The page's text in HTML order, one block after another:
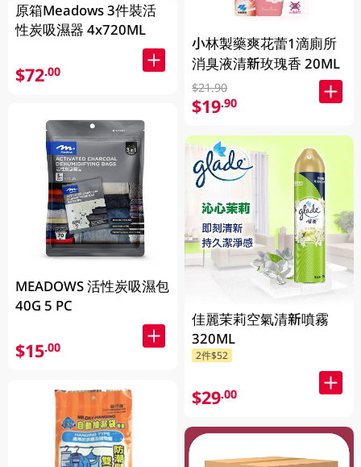
原箱Meadows 3件裝活
性炭吸濕器 4x720ML
$72.00
MEADOWS 活性炭吸濕包
40G 5 PC
$15.00
小林製藥爽花蕾1滴廁所
消臭液清新玫瑰香 20ML
$21.90
$19.90
佳麗茉莉空氣清新噴霧
320ML
2件$52
$29.00